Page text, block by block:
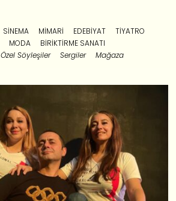
SINEMA MIMARI EDEBIYAT
TIYATRO
MODA
BIRIKTIRME SANATI
Özel Söyleşiler Sergiler Mağaza